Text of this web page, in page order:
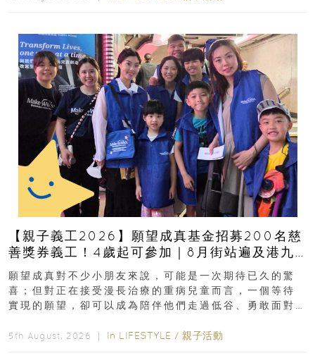
【親子義工2026】願望成真基金招募200名慈
善獎券義工！4歲起可參加｜8月街站遍及港九
新界
願望成真對不少小朋友來說，可能是一次期待已久的驚
喜；但對正在接受漫長治療的重病兒童而言，一個等待
實現的願望，卻可以成為陪伴他們走過低谷、勇敢面對
5th August, 2026 ｜ In LIFESTYLE / 親子活動